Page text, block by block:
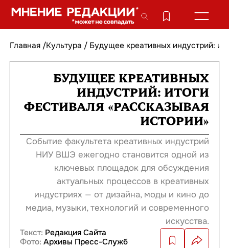
Главная /Культура / Будущее креативных индустрий:
БУДУЩЕЕ КРЕАТИВНЫХ
ИНДУСТРИЙ: ИТОГИ
ФЕСТИВАЛЯ «РАССКАЗЫВАЯ
ИСТОРИИ»
Событие факультета креативных индустрий
НИУ ВШЭ ежегодно становится одной из
ключевых площадок для обсуждения
актуальных процессов в креативных
индустриях — от дизайна, моды и кино до
медиа, музыки, технологий и современного
искусства.
Текст: Редакция Сайта
Фото:Архивы Пресс-Служб